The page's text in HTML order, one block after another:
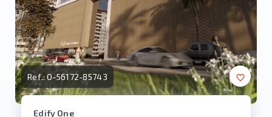
Ref.:O-56172-85743
Edify One